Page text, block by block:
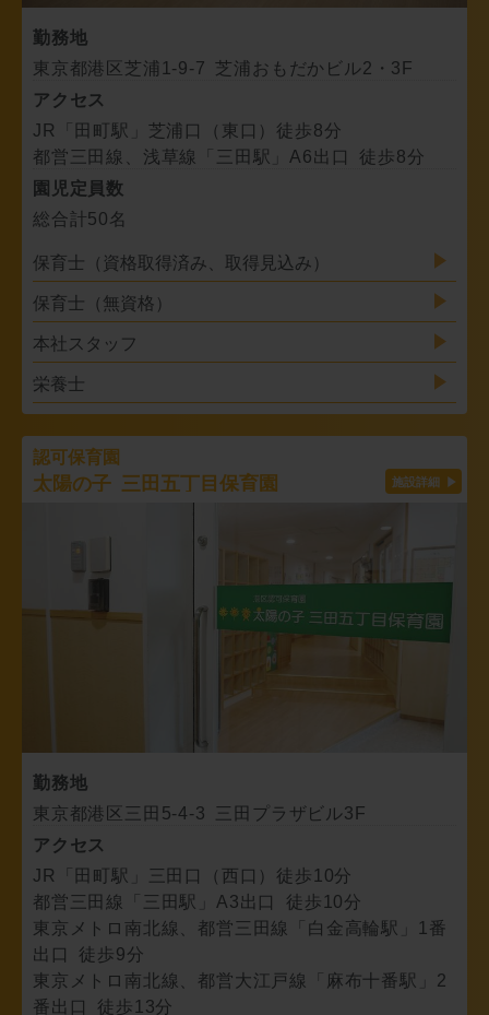
勤務地
東京都港区芝浦1-9-7 芝浦おもだかビル2・3F
アクセス
JR「田町駅」芝浦口（東口）徒歩8分
都営三田線、浅草線「三田駅」A6出口 徒歩8分
園児定員数
総合計50名
保育士（資格取得済み、取得見込み）
保育士（無資格）
本社スタッフ
栄養士
認可保育園
太陽の子 三田五丁目保育園
勤務地
東京都港区三田5-4-3 三田プラザビル3F
アクセス
JR「田町駅」三田口（西口）徒歩10分
都営三田線「三田駅」A3出口 徒歩10分
東京メトロ南北線、都営三田線「白金高輪駅」1番
出口 徒歩9分
東京メトロ南北線、都営大江戸線「麻布十番駅」2
番出口 徒歩13分